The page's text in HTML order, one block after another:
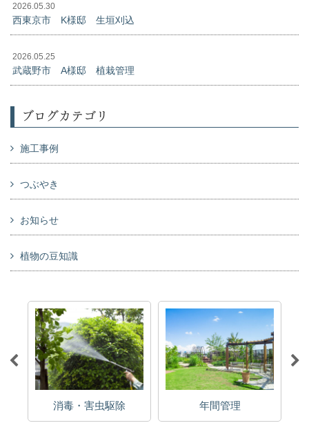
2026.05.30
西東京市 K様邸 生垣刈込
2026.05.25
武蔵野市 A様邸 植栽管理
ブログカテゴリ
施工事例
つぶやき
お知らせ
植物の豆知識
消毒・害虫駆除 年間管理